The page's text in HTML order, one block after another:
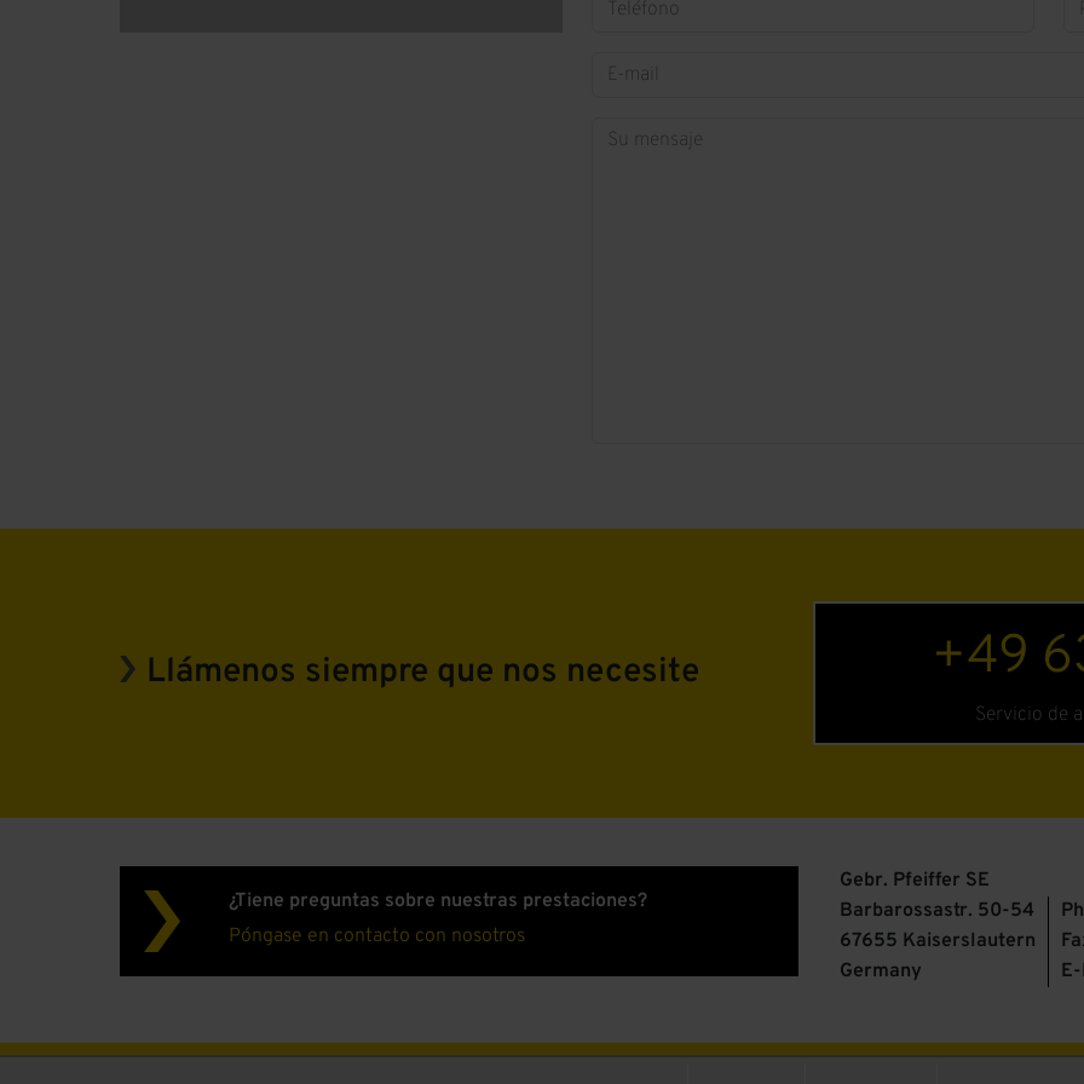
Llámenos siempre que nos necesite +49
Servicio de
¿Tiene preguntas sobre nuestras prestaciones?
Póngase en contacto con nosotros
Gebr. Pfeiffer SE
Barbarossastr. 50-54
67655 Kaiserslautern
Germany